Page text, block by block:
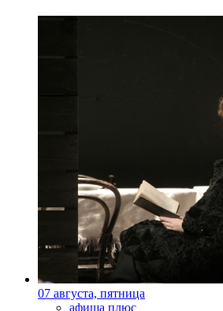
07 августа, пятница
афиша плюс